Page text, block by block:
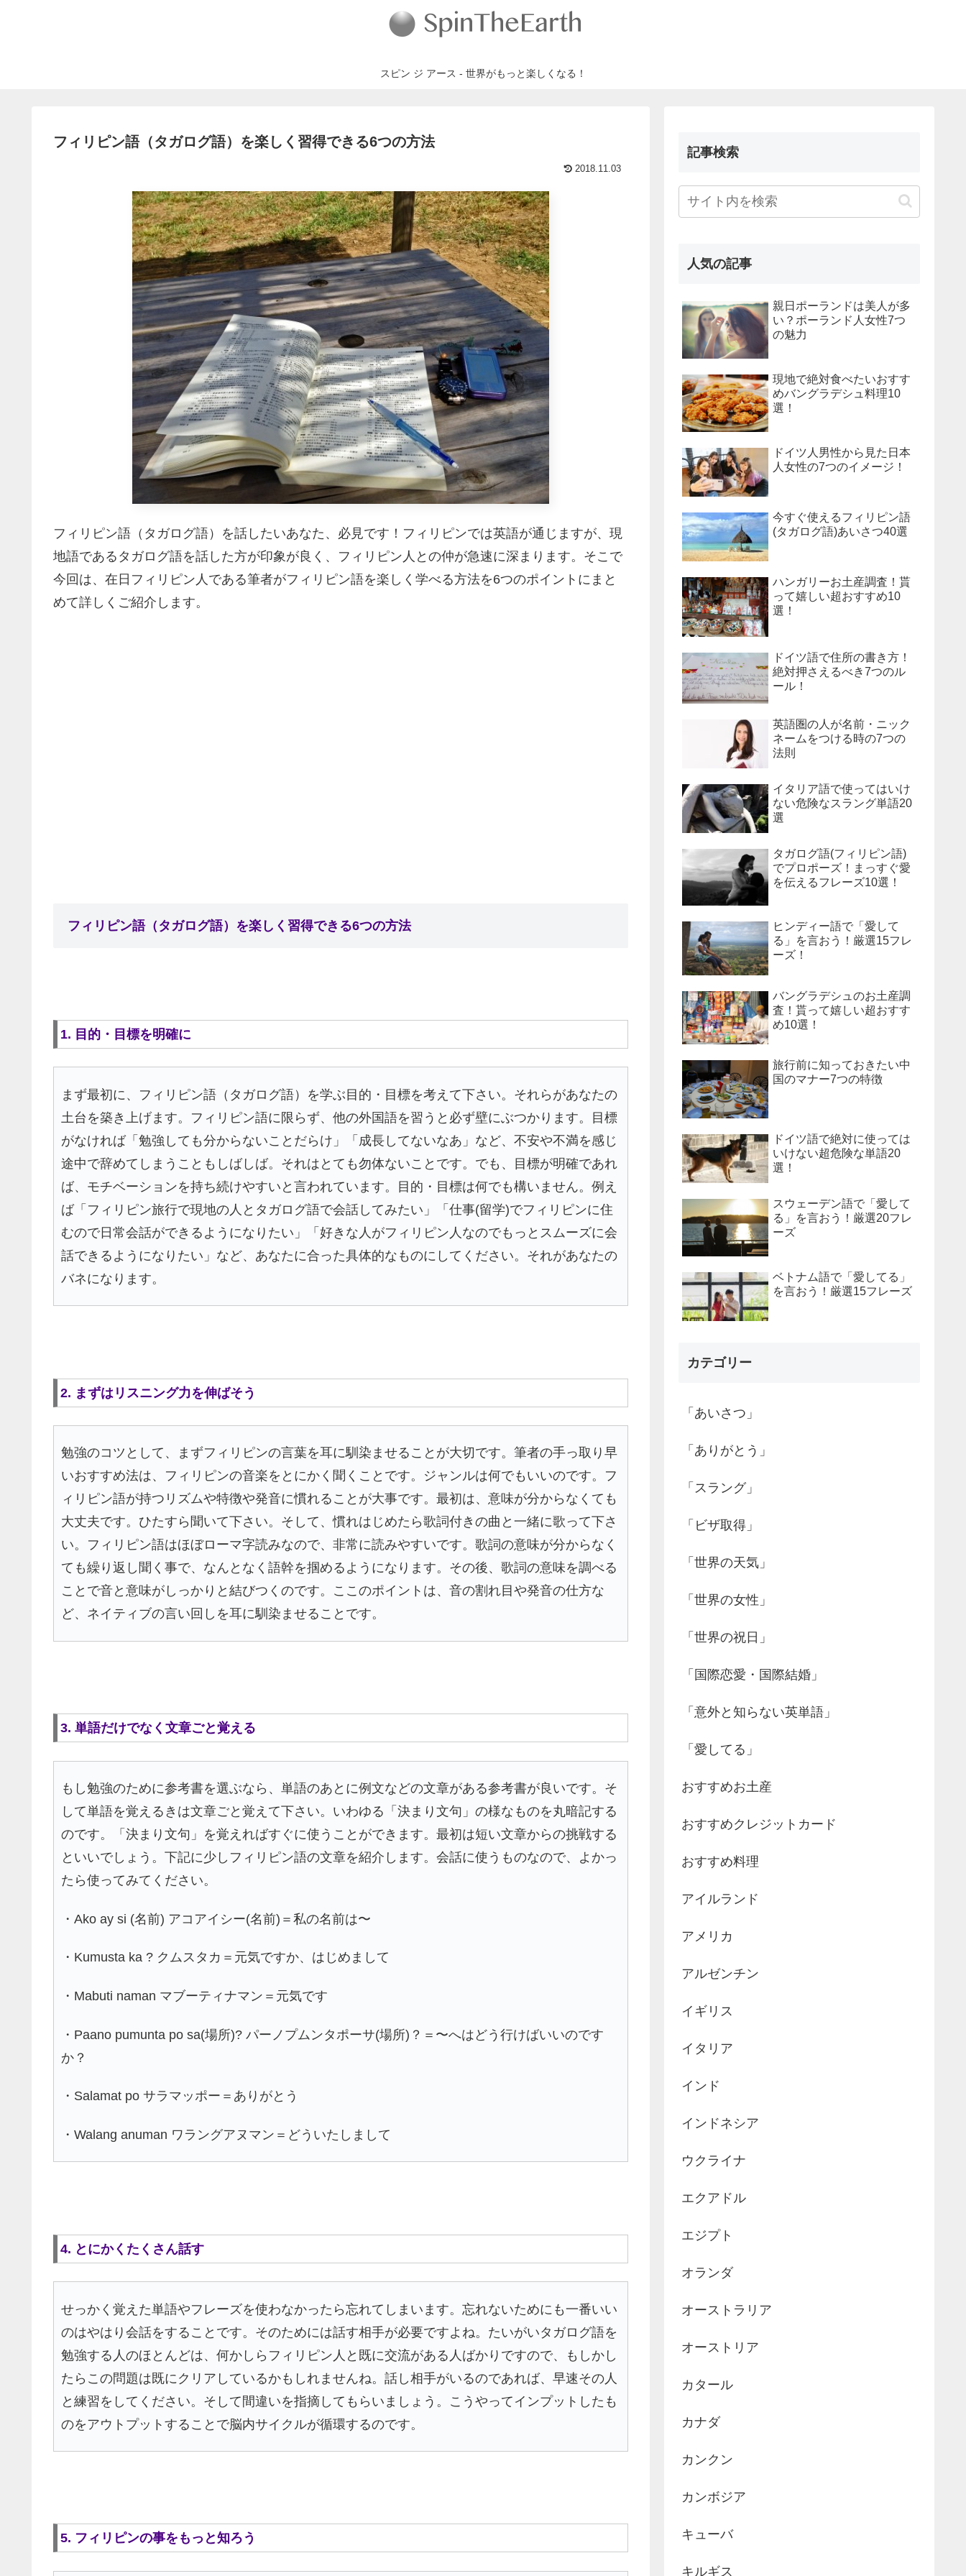
スピン ジ アース - 世界がもっと楽しくなる！
フィリピン語（タガログ語）を楽しく習得できる6つの方法
2018.11.03
フィリピン語（タガログ語）を話したいあなた、必見です！フィリピンでは英語が通じますが、現
地語であるタガログ語を話した方が印象が良く、フィリピン人との仲が急速に深まります。そこで
今回は、在日フィリピン人である筆者がフィリピン語を楽しく学べる方法を6つのポイントにまと
めて詳しくご紹介します。
フィリピン語（タガログ語）を楽しく習得できる6つの方法
1. 目的・目標を明確に
まず最初に、フィリピン語（タガログ語）を学ぶ目的・目標を考えて下さい。それらがあなたの
土台を築き上げます。フィリピン語に限らず、他の外国語を習うと必ず壁にぶつかります。目標
がなければ「勉強しても分からないことだらけ」「成長してないなあ」など、不安や不満を感じ
途中で辞めてしまうこともしばしば。それはとても勿体ないことです。でも、目標が明確であれ
ば、モチベーションを持ち続けやすいと言われています。目的・目標は何でも構いません。例え
ば「フィリピン旅行で現地の人とタガログ語で会話してみたい」「仕事(留学)でフィリピンに住
むので日常会話ができるようになりたい」「好きな人がフィリピン人なのでもっとスムーズに会
話できるようになりたい」など、あなたに合った具体的なものにしてください。それがあなたの
バネになります。
2. まずはリスニング力を伸ばそう
勉強のコツとして、まずフィリピンの言葉を耳に馴染ませることが大切です。筆者の手っ取り早
いおすすめ法は、フィリピンの音楽をとにかく聞くことです。ジャンルは何でもいいのです。フ
ィリピン語が持つリズムや特徴や発音に慣れることが大事です。最初は、意味が分からなくても
大丈夫です。ひたすら聞いて下さい。そして、慣れはじめたら歌詞付きの曲と一緒に歌って下さ
い。フィリピン語はほぼローマ字読みなので、非常に読みやすいです。歌詞の意味が分からなく
ても繰り返し聞く事で、なんとなく語幹を掴めるようになります。その後、歌詞の意味を調べる
ことで音と意味がしっかりと結びつくのです。ここのポイントは、音の割れ目や発音の仕方な
ど、ネイティブの言い回しを耳に馴染ませることです。
3. 単語だけでなく文章ごと覚える
もし勉強のために参考書を選ぶなら、単語のあとに例文などの文章がある参考書が良いです。そ
して単語を覚えるきは文章ごと覚えて下さい。いわゆる「決まり文句」の様なものを丸暗記する
のです。「決まり文句」を覚えればすぐに使うことができます。最初は短い文章からの挑戦する
といいでしょう。下記に少しフィリピン語の文章を紹介します。会話に使うものなので、よかっ
たら使ってみてください。
・Ako ay si (名前) アコアイシー(名前)＝私の名前は〜
・Kumusta ka ? クムスタカ＝元気ですか、はじめまして
・Mabuti naman マブーティナマン＝元気です
・Paano pumunta po sa(場所)? パーノプムンタポーサ(場所)？＝〜へはどう行けばいいのです
か？
・Salamat po サラマッポー＝ありがとう
・Walang anuman ワラングアヌマン＝どういたしまして
4. とにかくたくさん話す
せっかく覚えた単語やフレーズを使わなかったら忘れてしまいます。忘れないためにも一番いい
のはやはり会話をすることです。そのためには話す相手が必要ですよね。たいがいタガログ語を
勉強する人のほとんどは、何かしらフィリピン人と既に交流がある人ばかりですので、もしかし
たらこの問題は既にクリアしているかもしれませんね。話し相手がいるのであれば、早速その人
と練習をしてください。そして間違いを指摘してもらいましょう。こうやってインプットしたも
のをアウトプットすることで脳内サイクルが循環するのです。
5. フィリピンの事をもっと知ろう
記事検索
人気の記事
親日ポーランドは美人が多
い？ポーランド人女性7つ
の魅力
現地で絶対食べたいおすす
めバングラデシュ料理10
選！
ドイツ人男性から見た日本
人女性の7つのイメージ！
今すぐ使えるフィリピン語
(タガログ語)あいさつ40選
ハンガリーお土産調査！貰
って嬉しい超おすすめ10
選！
ドイツ語で住所の書き方！
絶対押さえるべき7つのル
ール！
英語圏の人が名前・ニック
ネームをつける時の7つの
法則
イタリア語で使ってはいけ
ない危険なスラング単語20
選
タガログ語(フィリピン語)
でプロポーズ！まっすぐ愛
を伝えるフレーズ10選！
ヒンディー語で「愛して
る」を言おう！厳選15フレ
ーズ！
バングラデシュのお土産調
査！貰って嬉しい超おすす
め10選！
旅行前に知っておきたい中
国のマナー7つの特徴
ドイツ語で絶対に使っては
いけない超危険な単語20
選！
スウェーデン語で「愛して
る」を言おう！厳選20フレ
ーズ
ベトナム語で「愛してる」
を言おう！厳選15フレーズ
カテゴリー
「あいさつ」
「ありがとう」
「スラング」
「ビザ取得」
「世界の天気」
「世界の女性」
「世界の祝日」
「国際恋愛・国際結婚」
「意外と知らない英単語」
「愛してる」
おすすめお土産
おすすめクレジットカード
おすすめ料理
アイルランド
アメリカ
アルゼンチン
イギリス
イタリア
インド
インドネシア
ウクライナ
エクアドル
エジプト
オランダ
オーストラリア
オーストリア
カタール
カナダ
カンクン
カンボジア
キューバ
キルギス